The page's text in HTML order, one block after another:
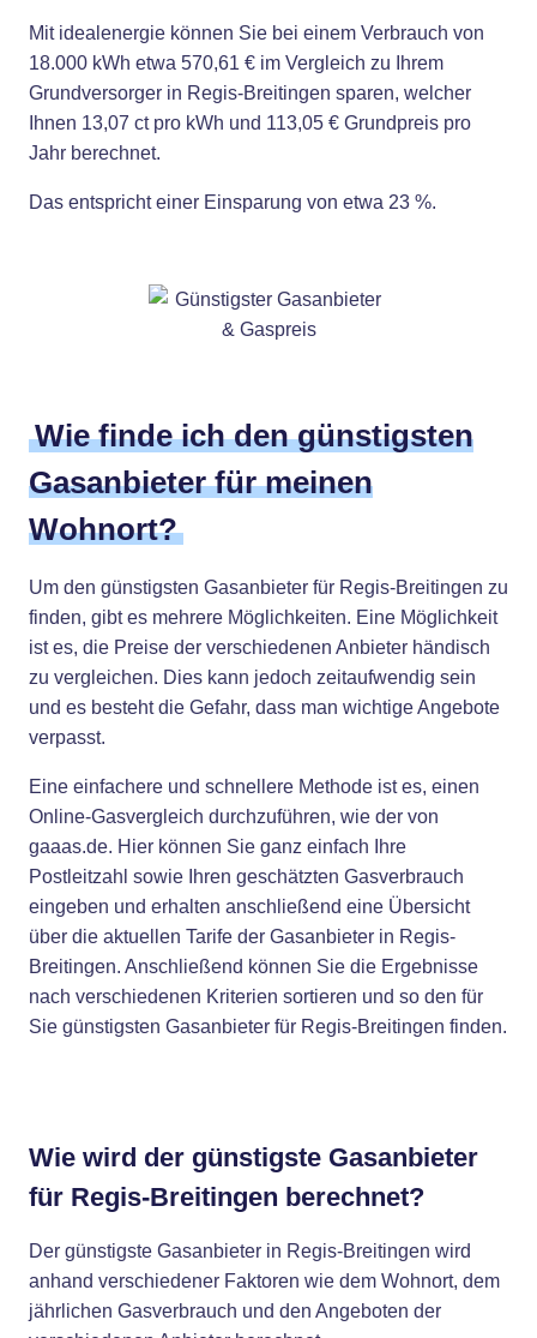
Mit idealenergie können Sie bei einem Verbrauch von
18.000 kWh etwa 570,61 € im Vergleich zu Ihrem
Grundversorger in Regis-Breitingen sparen, welcher
Ihnen 13,07 ct pro kWh und 113,05 € Grundpreis pro
Jahr berechnet.
Das entspricht einer Einsparung von etwa 23 %.
Wie finde ich den günstigsten
Gasanbieter für meinen
Wohnort?
Um den günstigsten Gasanbieter für Regis-Breitingen zu
finden, gibt es mehrere Möglichkeiten. Eine Möglichkeit
ist es, die Preise der verschiedenen Anbieter händisch
zu vergleichen. Dies kann jedoch zeitaufwendig sein
und es besteht die Gefahr, dass man wichtige Angebote
verpasst.
Eine einfachere und schnellere Methode ist es, einen
Online-Gasvergleich durchzuführen, wie der von
gaaas.de. Hier können Sie ganz einfach Ihre
Postleitzahl sowie Ihren geschätzten Gasverbrauch
eingeben und erhalten anschließend eine Übersicht
über die aktuellen Tarife der Gasanbieter in Regis-
Breitingen. Anschließend können Sie die Ergebnisse
nach verschiedenen Kriterien sortieren und so den für
Sie günstigsten Gasanbieter für Regis-Breitingen finden.
Wie wird der günstigste Gasanbieter
für Regis-Breitingen berechnet?
Der günstigste Gasanbieter in Regis-Breitingen wird
anhand verschiedener Faktoren wie dem Wohnort, dem
jährlichen Gasverbrauch und den Angeboten der